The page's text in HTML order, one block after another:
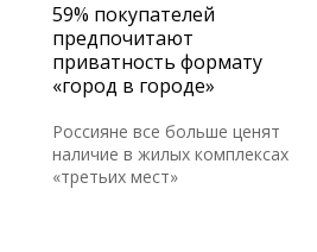
59% покупателей
предпочитают
приватность формату
«город в городе»
Россияне все больше ценят
наличие в жилых комплексах
«третьих мест»